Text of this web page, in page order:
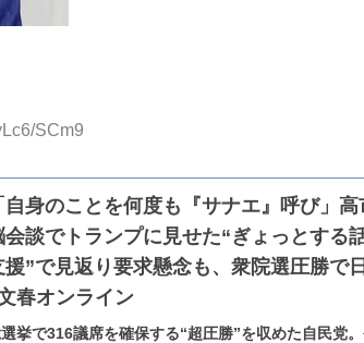
SCm9
自身のことを何度も『サナエ』呼び」
会談でトランプに見せた“ぎょっとする
援”で見返り要求懸念も、衆院選圧勝で
文春オンライン
挙で316議席を確保する“超圧勝”を収めた自民党